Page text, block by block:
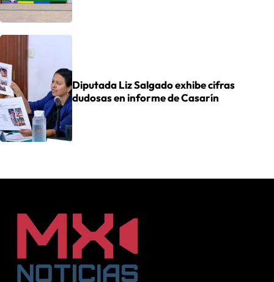
Diputada Liz Salgado exhibe cifras
dudosas en informe de Casarín